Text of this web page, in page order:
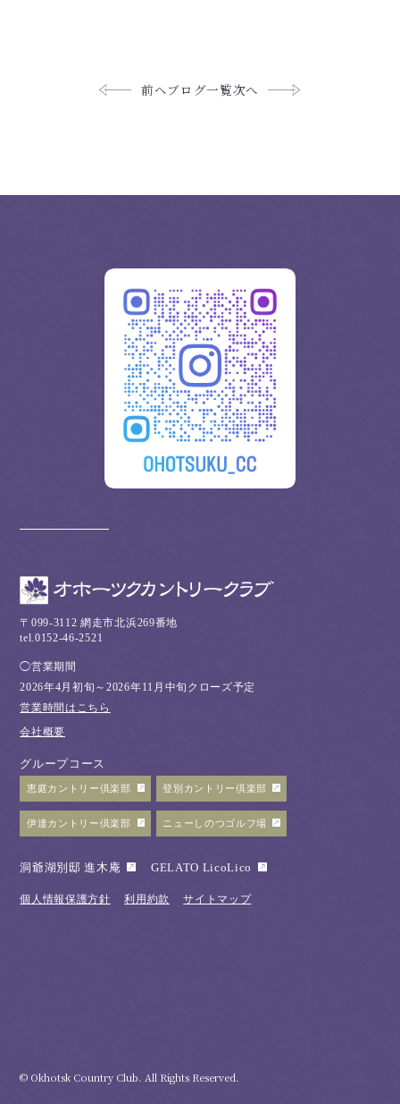
前へブログ一覧次へ
〒099-3112 網走市北浜269番地
tel.0152-46-2521
◯営業期間
2026年4月初旬～2026年11月中旬クローズ予定
営業時間はこちら
会社概要
グループコース
恵庭カントリー倶楽部 登別カントリー倶楽部
伊達カントリー倶楽部 ニューしのつゴルフ場
洞爺湖別邸 進木庵 GELATO LicoLico
個人情報保護方針 利用約款 サイトマップ
© Okhotsk Country Club. All Rights Reserved.